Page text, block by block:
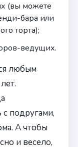
(вы можете
бара или
торта);
ведущих.
любым
с подругами,
А чтобы
и весело,